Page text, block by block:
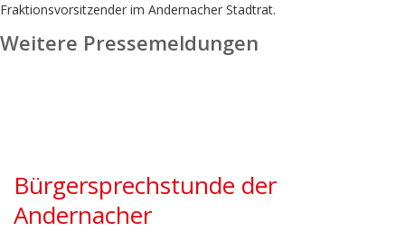
Fraktionsvorsitzender im Andernacher Stadtrat.
Weitere Pressemeldungen
Bürgersprechstunde der
Andernacher